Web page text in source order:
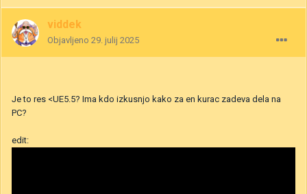
viddek
Objavljeno 29. julij 2025
Je to res <UE5.5? Ima kdo izkusnjo kako za en kurac zadeva dela na
PC?
edit: